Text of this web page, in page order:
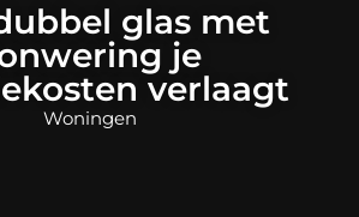
glas met
je
verlaagt
Woningen